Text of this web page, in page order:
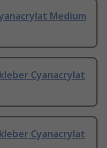
Medium
Cyanacrylat
Cyanacrylat